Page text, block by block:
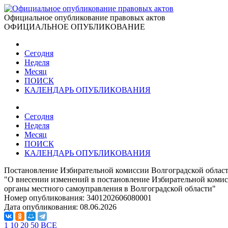
Официальное опубликование правовых актов
ОФИЦИАЛЬНОЕ ОПУБЛИКОВАНИЕ
Сегодня
Неделя
Месяц
ПОИСК
КАЛЕНДАРЬ ОПУБЛИКОВАНИЯ
Сегодня
Неделя
Месяц
ПОИСК
КАЛЕНДАРЬ ОПУБЛИКОВАНИЯ
Постановление Избирательной комиссии Волгоградской
"О внесении изменений в постановление Избирательной
органы местного самоуправления в Волгоградской области"
Номер опубликования: 3401202606080001
Дата опубликования: 08.06.2026
1 10 20 50 ВСЕ